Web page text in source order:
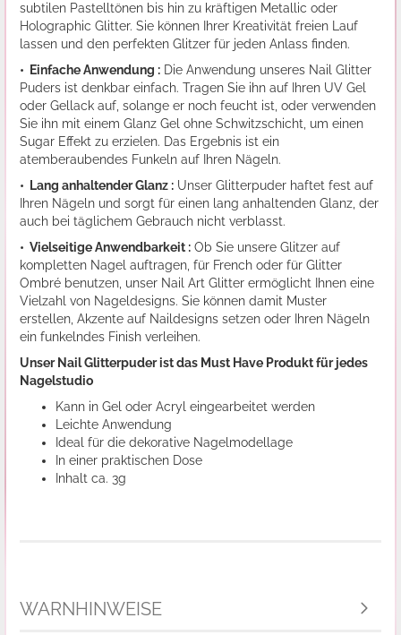
subtilen Pastelltönen bis hin zu kräftigen Metallic oder
Holographic Glitter. Sie können Ihrer Kreativität freien Lauf
lassen und den perfekten Glitzer für jeden Anlass finden.
• Einfache Anwendung : Die Anwendung unseres Nail Glitter
Puders ist denkbar einfach. Tragen Sie ihn auf Ihren UV Gel
oder Gellack auf, solange er noch feucht ist, oder verwenden
Sie ihn mit einem Glanz Gel ohne Schwitzschicht, um einen
Sugar Effekt zu erzielen. Das Ergebnis ist ein
atemberaubendes Funkeln auf Ihren Nägeln.
• Lang anhaltender Glanz : Unser Glitterpuder haftet fest auf
Ihren Nägeln und sorgt für einen lang anhaltenden Glanz, der
auch bei täglichem Gebrauch nicht verblasst.
• Vielseitige Anwendbarkeit : Ob Sie unsere Glitzer auf
kompletten Nagel auftragen, für French oder für Glitter
Ombré benutzen, unser Nail Art Glitter ermöglicht Ihnen eine
Vielzahl von Nageldesigns. Sie können damit Muster
erstellen, Akzente auf Naildesigns setzen oder Ihren Nägeln
ein funkelndes Finish verleihen.
Unser Nail Glitterpuder ist das Must Have Produkt für jedes
Nagelstudio
Kann in Gel oder Acryl eingearbeitet werden
Leichte Anwendung
Ideal für die dekorative Nagelmodellage
In einer praktischen Dose
Inhalt ca. 3g
WARNHINWEISE